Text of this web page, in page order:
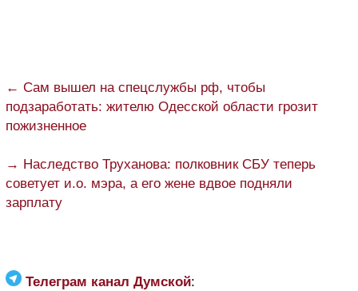
← Сам вышел на спецслужбы рф, чтобы
подзаработать: жителю Одесской области грозит
пожизненное
→ Наследство Труханова: полковник СБУ теперь
советует и.о. мэра, а его жене вдвое подняли
зарплату
Телеграм канал Думской: